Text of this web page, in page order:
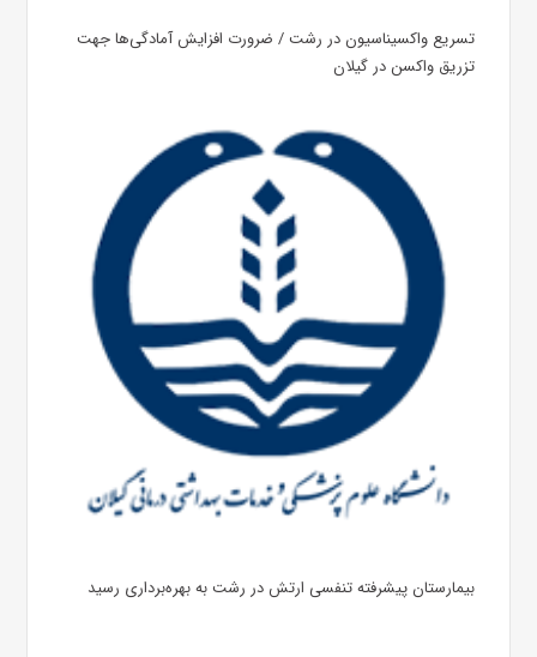
تسریع واکسیناسیون در رشت / ضرورت افزایش آمادگی‌ها جهت
تزریق واکسن در گیلان
بیمارستان پیشرفته تنفسی ارتش در رشت به بهره‌برداری رسید